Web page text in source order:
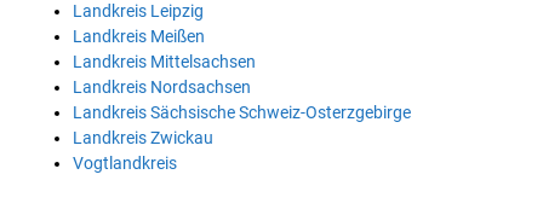
Landkreis Leipzig
Landkreis Meißen
Landkreis Mittelsachsen
Landkreis Nordsachsen
Landkreis Sächsische Schweiz-Osterzgebirge
Landkreis Zwickau
Vogtlandkreis